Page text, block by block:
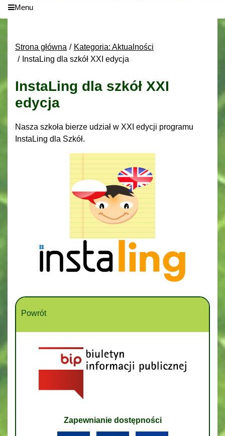
Menu
Strona główna
Kategoria: Aktualności
InstaLing dla szkół XXI edycja
InstaLing dla szkół XXI
edycja
Nasza szkoła bierze udział w XXI edycji programu
InstaLing dla Szkół.
Powrót
Zapewnianie dostępności